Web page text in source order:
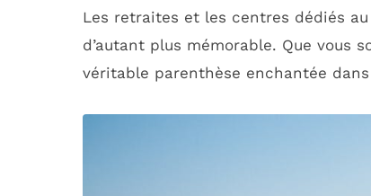
Les retraites et les centres dédiés
d’autant plus mémorable. Que vous
véritable parenthèse enchantée